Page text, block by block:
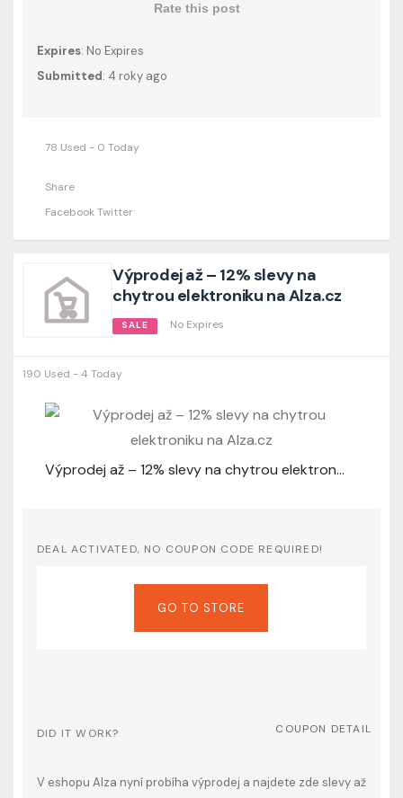
Rate this post
Expires: No Expires
Submitted: 4 roky ago
78 Used - 0 Today
Share
FacebookTwitter
Výprodej až – 12% slevy na
chytrou elektroniku na Alza.cz
SALE No Expires
190 Used - 4 Today
Výprodej až – 12% slevy na chytrou elektroniku na Alza.cz
DEAL ACTIVATED, NO COUPON CODE REQUIRED!
GO TO STORE
DID IT WORK? COUPON DETAIL
V eshopu Alza nyní probíha výprodej a najdete zde slevy až